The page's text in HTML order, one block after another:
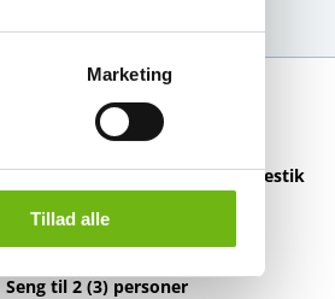
Marketing
Tillad alle
USB opladestation i kabinen
Køleskab / køler
skåle, kopper og bestik
Basisforsikring inkluderet
Seng til 2 (3) personer